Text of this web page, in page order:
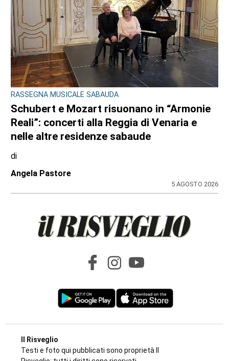
DOPPIO INTERVENTO IN POCHE ORE
Drammi sventati a Cuorgnè e Ciriè: la
tempestività dei Carabinieri salva un
17enne e un anziano
di
Antonello Micali